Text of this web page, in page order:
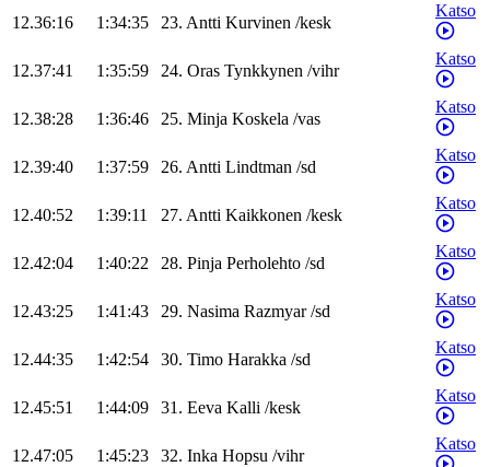
12.36:16 1:34:35 23. Antti Kurvinen /kesk
Katso
12.37:41 1:35:59 24. Oras Tynkkynen /vihr
Katso
12.38:28 1:36:46 25. Minja Koskela /vas
Katso
12.39:40 1:37:59 26. Antti Lindtman /sd
Katso
12.40:52 1:39:11 27. Antti Kaikkonen /kesk
Katso
12.42:04 1:40:22 28. Pinja Perholehto /sd
Katso
12.43:25 1:41:43 29. Nasima Razmyar/sd
Katso
12.44:35 1:42:54 30. Timo Harakka /sd
Katso
12.45:51 1:44:09 31. Eeva Kalli /kesk
Katso
12.47:05 1:45:23 32. Inka Hopsu /vihr
Katso